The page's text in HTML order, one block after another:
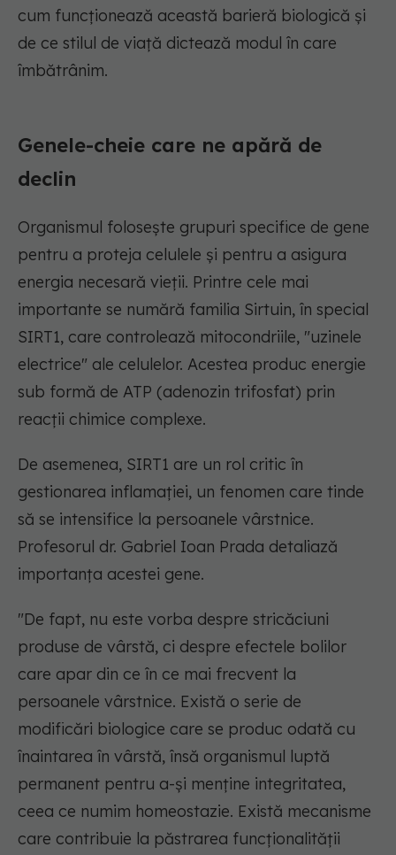
cum funcționează această barieră biologică și
de ce stilul de viață dictează modul în care
îmbătrânim.
Genele-cheie care ne apără de
declin
Organismul folosește grupuri specifice de gene
pentru a proteja celulele și pentru a asigura
energia necesară vieții. Printre cele mai
importante se numără familia Sirtuin, în special
SIRT1, care controlează mitocondriile, "uzinele
electrice" ale celulelor. Acestea produc energie
sub formă de ATP (adenozin trifosfat) prin
reacții chimice complexe.
De asemenea, SIRT1 are un rol critic în
gestionarea inflamației, un fenomen care tinde
să se intensifice la persoanele vârstnice.
Profesorul dr. Gabriel Ioan Prada detaliază
importanța acestei gene.
"De fapt, nu este vorba despre stricăciuni
produse de vârstă, ci despre efectele bolilor
care apar din ce în ce mai frecvent la
persoanele vârstnice. Există o serie de
modificări biologice care se produc odată cu
înaintarea în vârstă, însă organismul luptă
permanent pentru a-și menține integritatea,
ceea ce numim homeostazie. Există mecanisme
care contribuie la păstrarea funcționalității